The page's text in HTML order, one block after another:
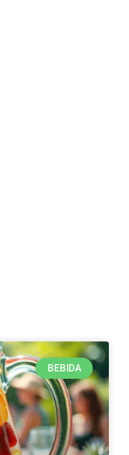
BEBIDA